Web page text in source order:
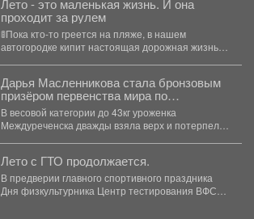
Лето - это маленькая жизнь. И она
проходит за рулем
🚦Пока кто-то греется на пляже, в нашем
автогородке кипит настоящая дорожная жизнь.
Дарья Масленникова стала бронзовым
призёром первенства мира по
спортивной борьбе.
В весовой категории до 43кг уроженка
Междуреченска дважды взяла верх и потерпела
Лето с ГТО продолжается.
В предверии главного спортивного праздника
Дня физкультурника Центр тестирования ВФСК